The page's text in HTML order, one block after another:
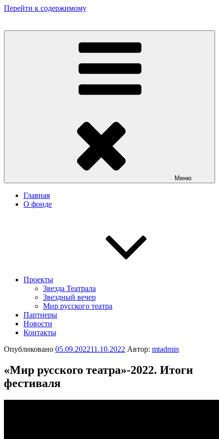
Перейти к содержимому
Некоммерческий фонд культурных и гуманитарных инициатив
Меню
Главная
О фонде
Проекты
Звезда Театрала
Звездный вечер
Мир русского театра
Партнеры
Новости
Контакты
Опубликовано 05.09.202211.10.2022 Автор: mtadmin
«Мир русского театра»-2022. Итоги
фестиваля